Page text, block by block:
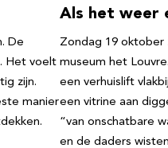
De
Het voelt
zijn.
manier
Als het weer
Zondag 19 oktober
museum het
een verhuislift
een vitrine aan
“van onschatbare
en de daders